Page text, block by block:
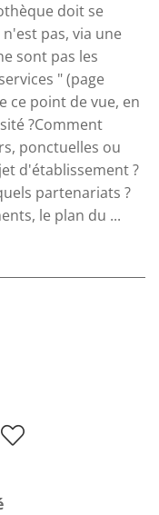
doit se
pas, via une
sont pas les
" (page
ce point de vue, en
?Comment
ponctuelles ou
d'établissement ?
partenariats ?
le plan du ...